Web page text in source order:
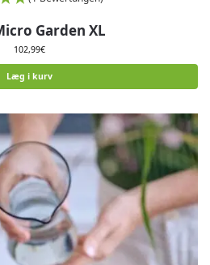
Garden XL
102,99€
Læg i kurv